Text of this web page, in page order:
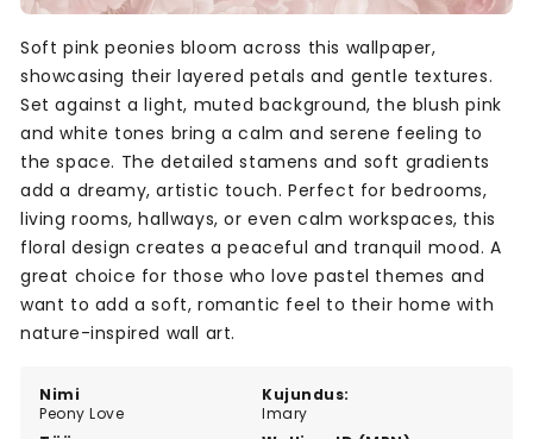
Nimi
Peony Love
Kujundus:
Imary
Soft pink peonies bloom across this wallpaper,
showcasing their layered petals and gentle textures.
Set against a light, muted background, the blush pink
and white tones bring a calm and serene feeling to
the space. The detailed stamens and soft gradients
add a dreamy, artistic touch. Perfect for bedrooms,
living rooms, hallways, or even calm workspaces, this
floral design creates a peaceful and tranquil mood. A
great choice for those who love pastel themes and
want to add a soft, romantic feel to their home with
nature-inspired wall art.